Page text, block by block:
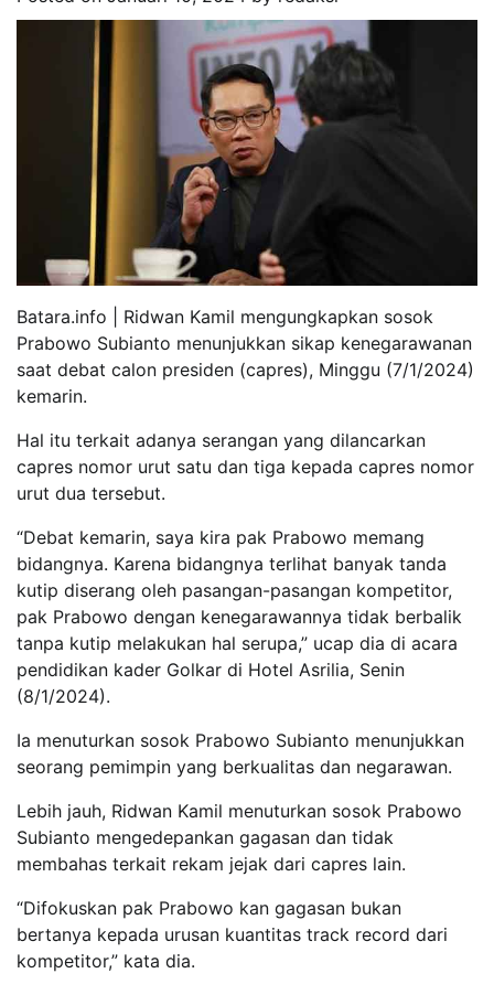
Batara.info | Ridwan Kamil mengungkapkan sosok
Prabowo Subianto menunjukkan sikap kenegarawanan
saat debat calon presiden (capres), Minggu (7/1/2024)
kemarin.
Hal itu terkait adanya serangan yang dilancarkan
capres nomor urut satu dan tiga kepada capres nomor
urut dua tersebut.
“Debat kemarin, saya kira pak Prabowo memang
bidangnya. Karena bidangnya terlihat banyak tanda
kutip diserang oleh pasangan-pasangan kompetitor,
pak Prabowo dengan kenegarawannya tidak berbalik
tanpa kutip melakukan hal serupa,” ucap dia di acara
pendidikan kader Golkar di Hotel Asrilia, Senin
(8/1/2024).
Ia menuturkan sosok Prabowo Subianto menunjukkan
seorang pemimpin yang berkualitas dan negarawan.
Lebih jauh, Ridwan Kamil menuturkan sosok Prabowo
Subianto mengedepankan gagasan dan tidak
membahas terkait rekam jejak dari capres lain.
“Difokuskan pak Prabowo kan gagasan bukan
bertanya kepada urusan kuantitas track record dari
kompetitor,” kata dia.